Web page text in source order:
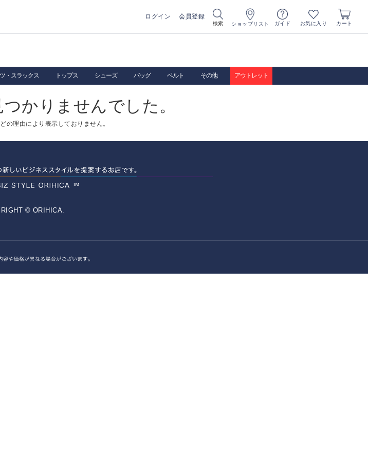
ログイン 会員登録
検索 ショップリスト ガイド お気に入り カート
・スラックス トップス シューズ バッグ ベルト その他 アウトレット
かりませんでした。
の理由により表示しておりません。
© ORIHICA.